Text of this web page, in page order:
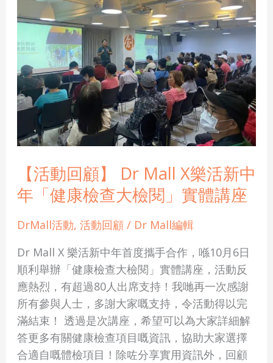
【活動回顧】 Dr Mall X樂活新中
年「健康檢查大檢閱」實體講座
DrMall活動, 活動回顧/ Dr Mall編輯
Dr Mall X 樂活新中年首度攜手合作，喺10月6日
順利舉辦「健康檢查大檢閱」實體講座，活動反
應熱烈，有超過80人出席支持！我哋再一次感謝
所有參與人士，多謝大家嘅支持，令活動得以完
滿結束！ 透過是次講座，希望可以為大家詳細解
答更多有關健康檢查項目嘅資訊，協助大家選擇
合適自嘅體檢項目！除咗分享實用資訊外，回顧
顧】
Dr
X
樂
活
中
「健
康
查
大
檢
閱」
實
體
講
座